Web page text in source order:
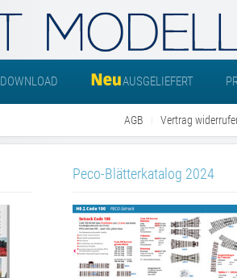
DOWNLOAD AUSGELIEFERT
AGB Vertrag
Peco-Blätterkatalog 2024